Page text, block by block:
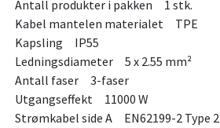
Antall produkter i pakken 1 stk.
Kabel mantelen materialet TPE
Kapsling IP55
Ledningsdiameter 5 x 2.55 mm²
Antall faser 3-faser
Utgangseffekt 11000 W
Strømkabel side A EN62199-2 Type 2